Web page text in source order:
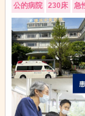
公的病院 230床 急